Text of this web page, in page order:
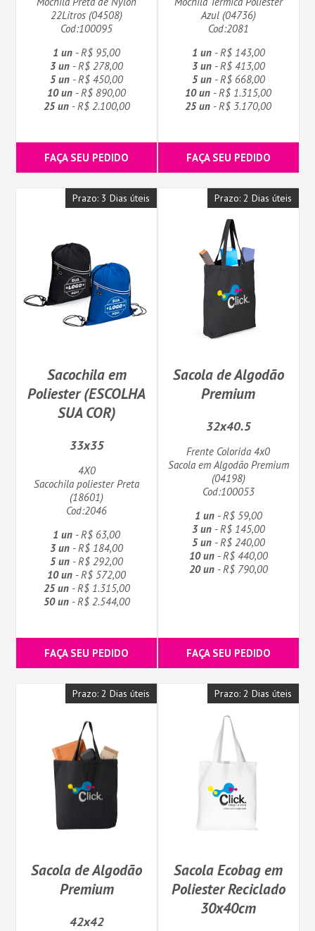
22Litros (04508)
Cod:100095
1 un - R$ 95,00
3 un - R$ 278,00
5 un - R$ 450,00
10 un - R$ 890,00
25 un- R$ 2.100,00
FAÇA SEU PEDIDO
Azul (04736)
Cod:2081
1 un- R$ 143,00
3 un- R$ 413,00
5 un- R$ 668,00
10 un - R$ 1.315,00
25 un - R$ 3.170,00
FAÇA SEU PEDIDO
Prazo: 3 Dias úteis
Sacochila em
Poliester (ESCOLHA
SUA COR)
33x35
4X0
Sacochila poliester Preta
(18601)
Cod:2046
1 un - R$ 63,00
3 un - R$ 184,00
5 un - R$ 292,00
10 un - R$ 572,00
25 un- R$ 1.315,00
50 un- R$ 2.544,00
FAÇA SEU PEDIDO
Prazo: 2 Dias úteis
Sacola de Algodão
Premium
32x40.5
Frente Colorida 4x0
Sacola em Algodão Premium
(04198)
Cod:100053
1 un- R$ 59,00
3 un- R$ 145,00
5 un- R$ 240,00
10 un- R$ 440,00
20 un- R$ 790,00
FAÇA SEU PEDIDO
Prazo: 2 Dias úteis
Sacola de Algodão
Premium
42x42
Prazo: 2 Dias úteis
Sacola Ecobag em
Poliester Reciclado
30x40cm